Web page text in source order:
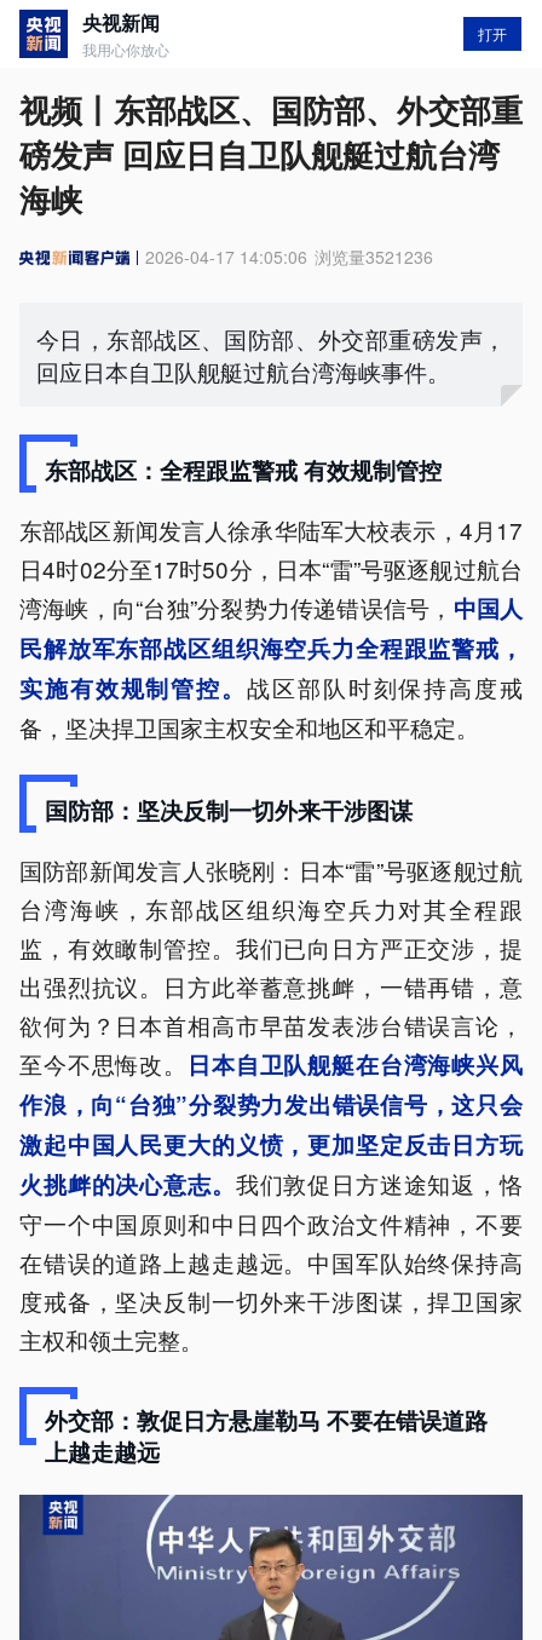
央视新闻
我用心你放心
打开
视频丨东部战区、国防部、外交部重
磅发声 回应日自卫队舰艇过航台湾
海峡
2026-04-17 14:05:06 浏览量3521236
今日，东部战区、国防部、外交部重磅发声，
回应日本自卫队舰艇过航台湾海峡事件。
东部战区：全程跟监警戒 有效规制管控
东部战区新闻发言人徐承华陆军大校表示，4月17
日4时02分至17时50分，日本“雷”号驱逐舰过航台
湾海峡，向“台独”分裂势力传递错误信号， 中国人
民解放军东部战区组织海空兵力全程跟监警戒，
实施有效规制管控。战区部队时刻保持高度戒
备，坚决捍卫国家主权安全和地区和平稳定。
国防部：坚决反制一切外来干涉图谋
国防部新闻发言人张晓刚：日本“雷”号驱逐舰过航
台湾海峡，东部战区组织海空兵力对其全程跟
监，有效瞰制管控。我们已向日方严正交涉，提
出强烈抗议。日方此举蓄意挑衅，一错再错，意
欲何为？日本首相高市早苗发表涉台错误言论，
至今不思悔改。
日本自卫队舰艇在台湾海峡兴风
作浪，向“台独”分裂势力发出错误信号，这只会
激起中国人民更大的义愤，更加坚定反击日方玩
火挑衅的决心意志。 我们敦促日方迷途知返，恪
守一个中国原则和中日四个政治文件精神，不要
在错误的道路上越走越远。中国军队始终保持高
度戒备，坚决反制一切外来干涉图谋，捍卫国家
主权和领土完整。
外交部：敦促日方悬崖勒马 不要在错误道路
上越走越远